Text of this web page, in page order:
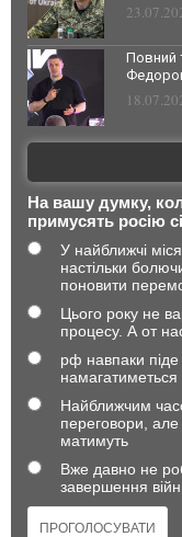
Повний
На вашу думку,
примусять росію
У найближчі
настільки
поновити
Цього року не
процесу. А от
рф навпаки піде
Найближчим
переговори, але
матимуть
Вже давно не
завершення